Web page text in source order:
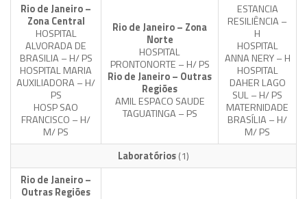
Rio de Janeiro –
Zona Central
HOSPITAL
ALVORADA DE
BRASILIA – H/ PS
HOSPITAL MARIA
AUXILIADORA – H/
PS
HOSP SAO
FRANCISCO – H/
M/ PS
Rio de Janeiro – Zona
Norte
HOSPITAL
PRONTONORTE – H/ PS
Rio de Janeiro – Outras
Regiões
AMIL ESPACO SAUDE
TAGUATINGA – PS
ESTANCIA
RESILIÊNCIA –
H
HOSPITAL
ANNA NERY – H
HOSPITAL
DAHER LAGO
SUL – H/ PS
MATERNIDADE
BRASÍLIA – H/
M/ PS
Laboratórios(1)
Rio de Janeiro –
Outras Regiões